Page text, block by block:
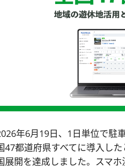
年6月19日、1日単位で駐
47都道府県すべてに導入し
展開を達成しました。スマ